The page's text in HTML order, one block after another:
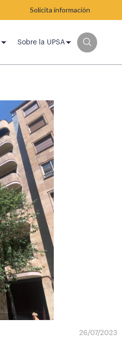
Solicita información
Sobre la UPSA
26/07/2023